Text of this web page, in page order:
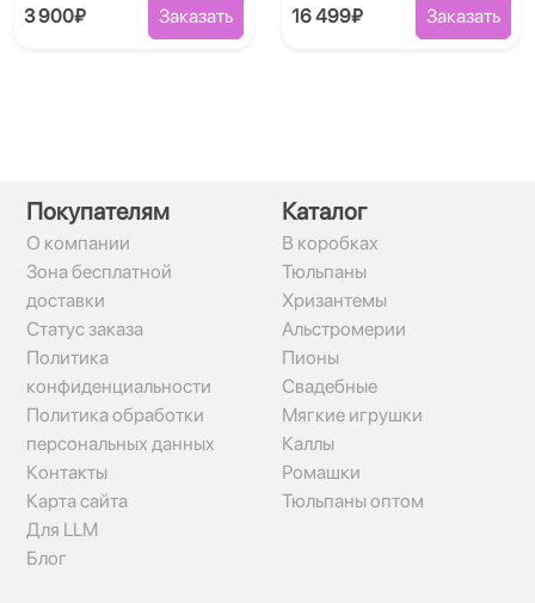
3 900₽ Заказать 16 499₽ Заказать
Покупателям
О компании
Зона бесплатной
доставки
Статус заказа
Политика
конфиденциальности
Политика обработки
персональных данных
Контакты
Карта сайта
Для LLM
Блог
Каталог
В коробках
Тюльпаны
Хризантемы
Альстромерии
Пионы
Свадебные
Мягкие игрушки
Каллы
Ромашки
Тюльпаны оптом